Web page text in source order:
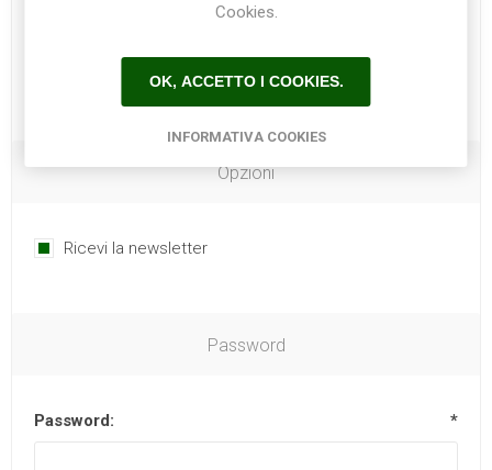
Opzioni
Ricevi la newsletter
Password
Password: *
Cookies.
OK, ACCETTO I COOKIES.
INFORMATIVA COOKIES